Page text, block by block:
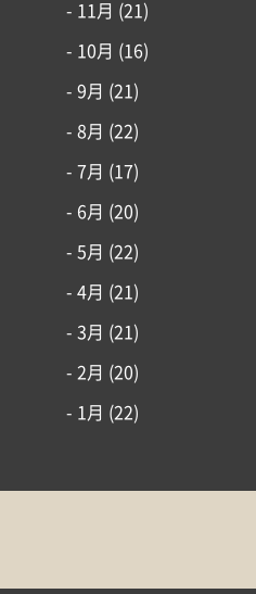
- 11月 (21)
- 10月 (16)
- 9月 (21)
- 8月 (22)
- 7月 (17)
- 6月 (20)
- 5月 (22)
- 4月 (21)
- 3月 (21)
- 2月 (20)
- 1月 (22)